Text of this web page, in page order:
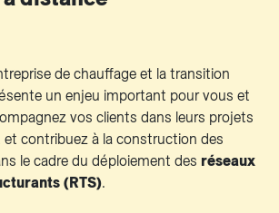
de chauffage et la transition
un enjeu important pour vous et
vos clients dans leurs projets
contribuez à la construction des
le cadre du déploiement des réseaux
(RTS).